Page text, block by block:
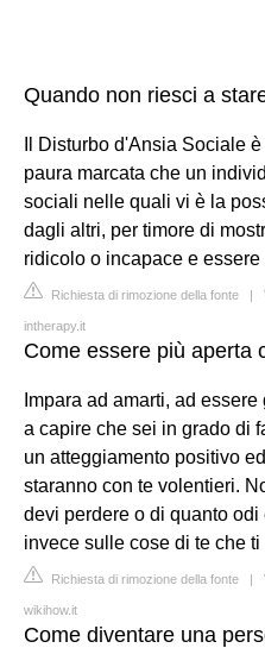
Quando non riesci a
Il Disturbo d'Ansia Sociale
paura marcata che un
sociali nelle quali vi è la
dagli altri, per timore di
ridicolo o incapace e
Richiesta di rimozione della fonte |
intherapy.it
Come essere più aperta
Impara ad amarti, ad
a capire che sei in grado di
un atteggiamento positivo
staranno con te volentieri.
devi perdere o di quanto
invece sulle cose di te che
Richiesta di rimozione della fonte |
wikihow.it
Come diventare una